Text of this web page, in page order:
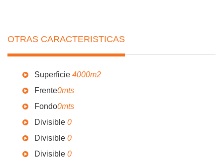
OTRAS CARACTERISTICAS
Superficie 4000m2
Frente0mts
Fondo0mts
Divisible 0
Divisible 0
Divisible 0